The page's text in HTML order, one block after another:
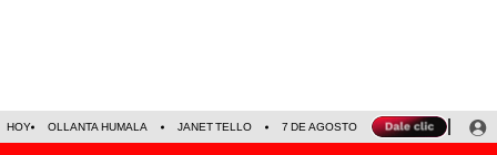
HOY OLLANTA HUMALA JANET TELLO 7 DE AGOSTO TINKA RESULTADOS